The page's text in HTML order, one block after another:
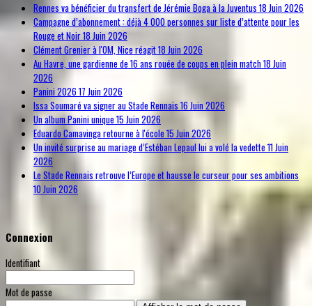
Rennes va bénéficier du transfert de Jérémie Boga à la Juventus 18 Juin 2026
Campagne d’abonnement : déjà 4 000 personnes sur liste d’attente pour les
Rouge et Noir18 Juin 2026
Clément Grenier à l'OM, Nice réagit18 Juin 2026
Au Havre, une gardienne de 16 ans rouée de coups en plein match18 Juin
2026
Panini 2026 17 Juin 2026
Issa Soumaré va signer au Stade Rennais16 Juin 2026
Un album Panini unique15 Juin 2026
Eduardo Camavinga retourne à l'école 15 Juin 2026
Un invité surprise au mariage d’Estéban Lepaul lui a volé la vedette11 Juin
2026
Le Stade Rennais retrouve l’Europe et hausse le curseur pour ses ambitions
10 Juin 2026
Connexion
Identifiant
Mot de passe